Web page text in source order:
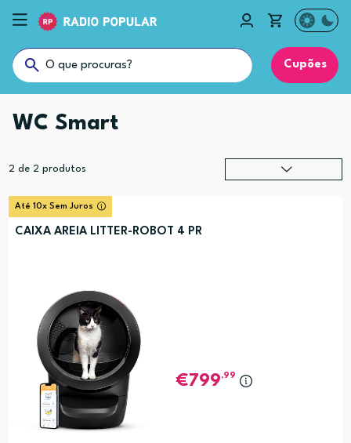
Cupões
WC Smart
2 de 2 produtos
Até 10x Sem Juros
CAIXA AREIA LITTER-ROBOT 4 PR
799,99